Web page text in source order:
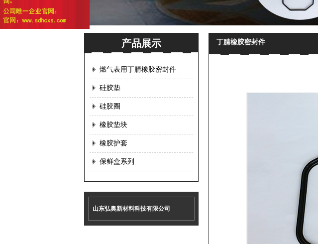
产品展示
燃气表用丁腈橡胶密封件
硅胶垫
硅胶圈
橡胶垫块
橡胶护套
保鲜盒系列
山东弘奥新材料科技有限公司
丁腈橡胶密封件